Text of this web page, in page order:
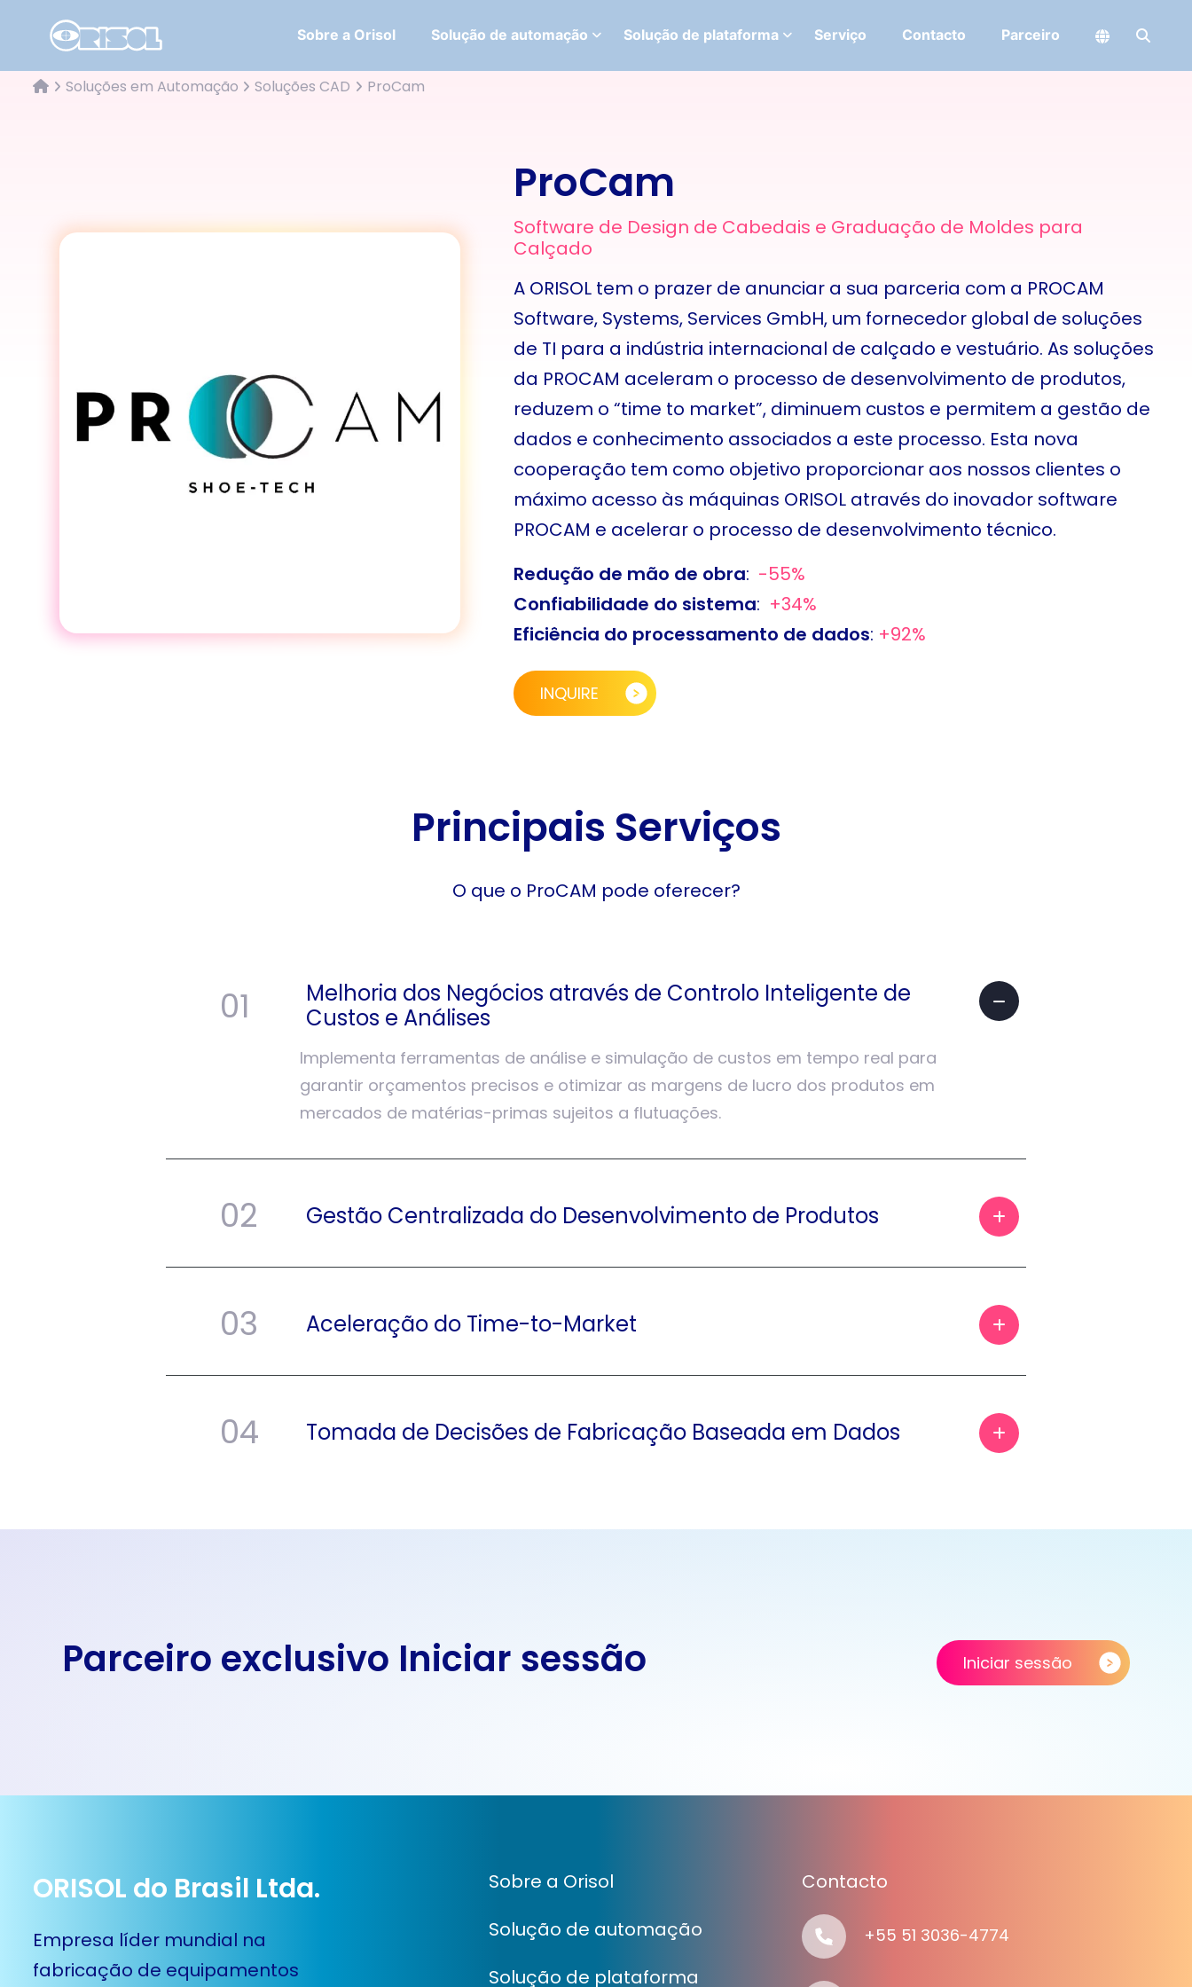
Sobre a Orisol Solução de automação Solução de plataforma Serviço Contacto Parceiro
Soluções em Automação Soluções CAD ProCam
ProCam
Software de Design de Cabedais e Graduação de Moldes para
Calçado
A ORISOL tem o prazer de anunciar a sua parceria com a PROCAM
Software, Systems, Services GmbH, um fornecedor global de soluções
de TI para a indústria internacional de calçado e vestuário. As soluções
da PROCAM aceleram o processo de desenvolvimento de produtos,
reduzem o “time to market”, diminuem custos e permitem a gestão de
dados e conhecimento associados a este processo. Esta nova
cooperação tem como objetivo proporcionar aos nossos clientes o
máximo acesso às máquinas ORISOL através do inovador software
PROCAM e acelerar o processo de desenvolvimento técnico.
Redução de mão de obra: -55%
Confiabilidade do sistema: +34%
Eficiência do processamento de dados: +92%
INQUIRE
Principais Serviços
O que o ProCAM pode oferecer?
01
Melhoria dos Negócios através de Controlo Inteligente de
Custos e Análises
Implementa ferramentas de análise e simulação de custos em tempo real para
garantir orçamentos precisos e otimizar as margens de lucro dos produtos em
mercados de matérias-primas sujeitos a flutuações.
02 Gestão Centralizada do Desenvolvimento de Produtos
03 Aceleração do Time-to-Market
04 Tomada de Decisões de Fabricação Baseada em Dados
Parceiro exclusivo Iniciar sessão Iniciar sessão
ORISOL do Brasil Ltda.
Empresa líder mundial na
fabricação de equipamentos
Sobre a Orisol
Solução de automação
Solução de plataforma
Contacto
+55 51 3036-4774